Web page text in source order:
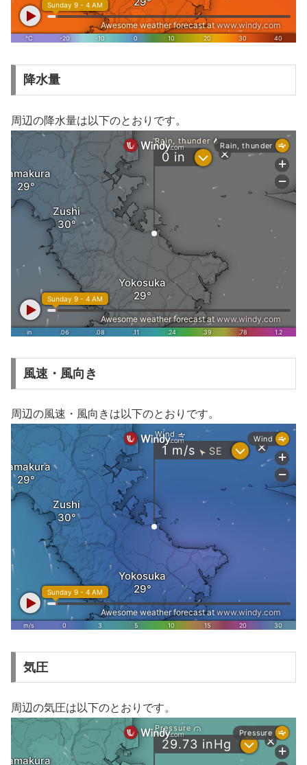
降水量
周辺の降水量は以下のとおりです。
風速・風向き
周辺の風速・風向きは以下のとおりです。
気圧
周辺の気圧は以下のとおりです。